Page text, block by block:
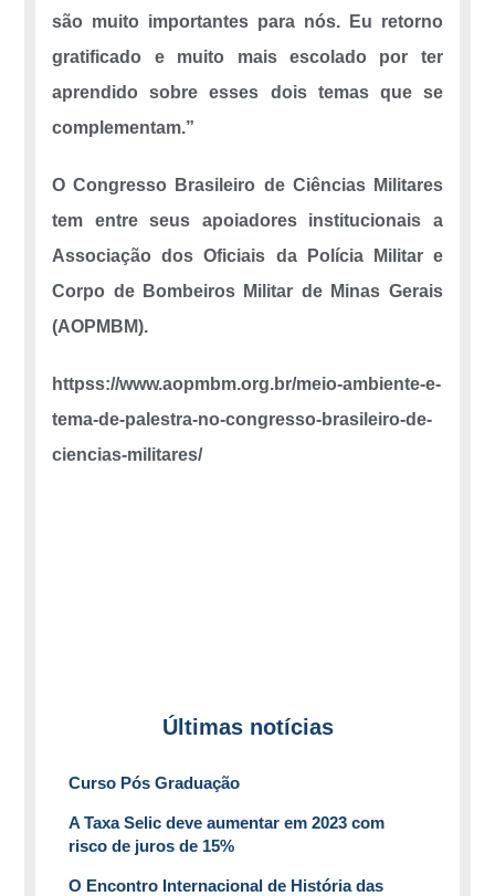
são muito importantes para nós. Eu retorno
gratificado e muito mais escolado por ter
aprendido sobre esses dois temas que se
complementam.”
O Congresso Brasileiro de Ciências Militares
tem entre seus apoiadores institucionais a
Associação dos Oficiais da Polícia Militar e
Corpo de Bombeiros Militar de Minas Gerais
(AOPMBM).
httpss://www.aopmbm.org.br/meio-ambiente-e-
tema-de-palestra-no-congresso-brasileiro-de-
ciencias-militares/
Últimas notícias
Curso Pós Graduação
A Taxa Selic deve aumentar em 2023 com
risco de juros de 15%
O Encontro Internacional de História das